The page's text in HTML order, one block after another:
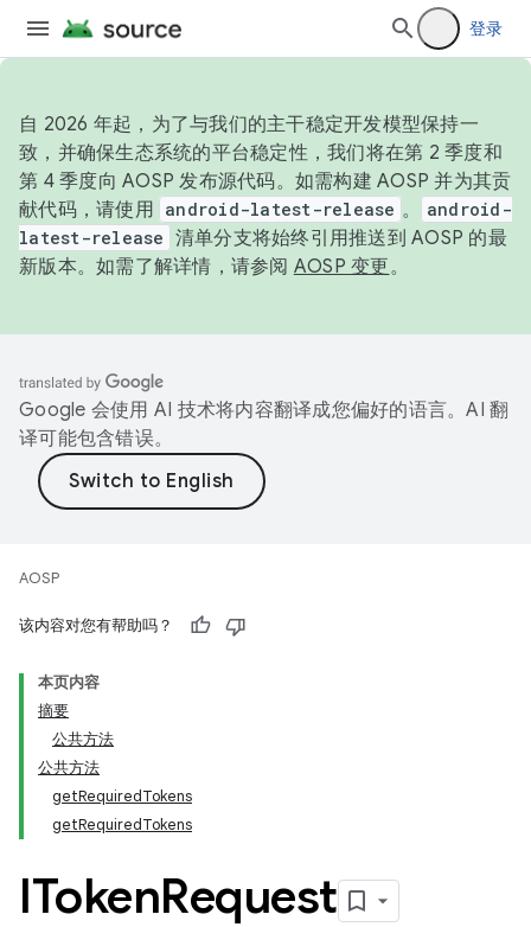
登录
自 2026 年起，为了与我们的主干稳定开发模型保持一
致，并确保生态系统的平台稳定性，我们将在第 2 季度和
第 4 季度向 AOSP 发布源代码。如需构建 AOSP 并为其贡
献代码，请使用 android-latest-release 。
android-
latest-release 清单分支将始终引用推送到 AOSP 的最
新版本。如需了解详情，请参阅 AOSP 变更。
Google 会使用 AI 技术将内容翻译成您偏好的语言。AI 翻
译可能包含错误。
AOSP
该内容对您有帮助吗？
本页内容
摘要
公共方法
公共方法
getRequiredTokens
getRequiredTokens
ITokenRequest